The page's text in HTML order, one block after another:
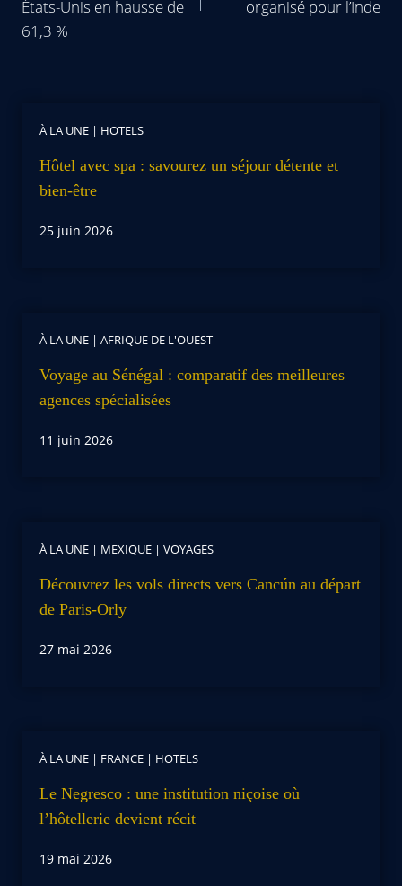
États-Unis en hausse de
61,3 %
organisé pour l’Inde
À LA UNE | HOTELS
Hôtel avec spa : savourez un séjour détente et
bien-être
25 juin 2026
À LA UNE | AFRIQUE DE L'OUEST
Voyage au Sénégal : comparatif des meilleures
agences spécialisées
11 juin 2026
À LA UNE | MEXIQUE | VOYAGES
Découvrez les vols directs vers Cancún au départ
de Paris-Orly
27 mai 2026
À LA UNE | FRANCE | HOTELS
Le Negresco : une institution niçoise où
l’hôtellerie devient récit
19 mai 2026